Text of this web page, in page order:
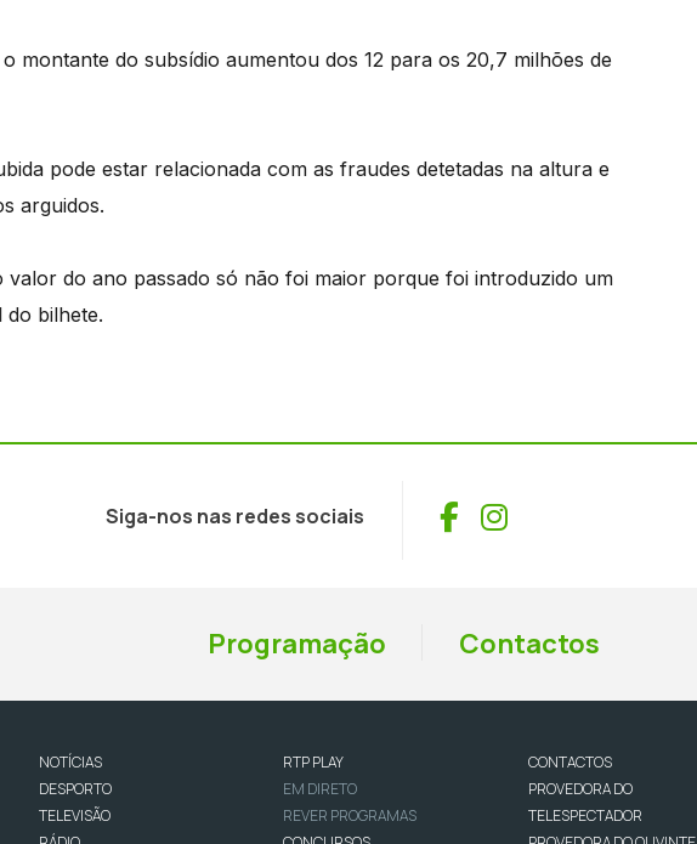
montante do subsídio aumentou dos 12 para os 20,7 milhões de
pode estar relacionada com as fraudes detetadas na altura e
arguidos.
do ano passado só não foi maior porque foi introduzido um
bilhete.
Siga-nos nas redes sociais Facebook
Instagram
Programação Contactos
NOTÍCIAS
DESPORTO
TELEVISÃO
RTP PLAY
EM DIRETO
REVER PROGRAMAS
CONTACTOS
PROVEDORA DO
TELESPECTADOR